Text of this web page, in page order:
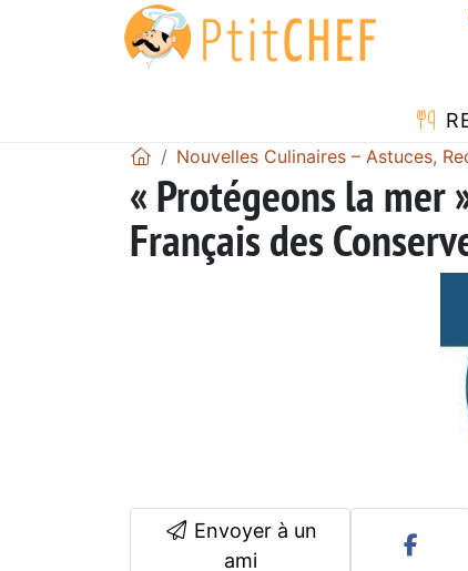
Nouvelles Culinaires – Astuces,
« Protégeons la mer
Français des
Envoyer à un
ami